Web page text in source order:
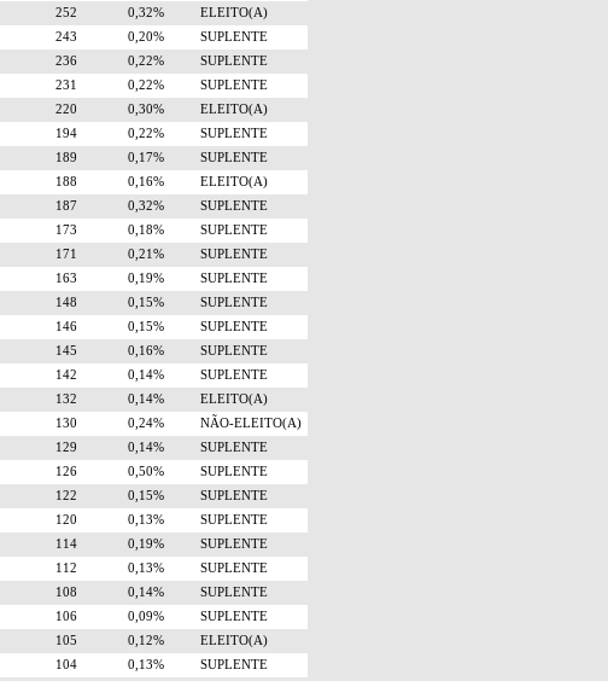
252 0,32%
ELEITO(A)
243 0,20%
SUPLENTE
236 0,22%
SUPLENTE
231 0,22%
SUPLENTE
220 0,30%
ELEITO(A)
194 0,22%
SUPLENTE
189 0,17%
SUPLENTE
188 0,16%
ELEITO(A)
187 0,32%
SUPLENTE
173 0,18%
SUPLENTE
171 0,21%
SUPLENTE
163 0,19%
SUPLENTE
148 0,15%
SUPLENTE
146 0,15%
SUPLENTE
145 0,16%
SUPLENTE
142 0,14%
SUPLENTE
132 0,14%
ELEITO(A)
130 0,24%
NÃO-ELEITO(A)
129 0,14%
SUPLENTE
126 0,50%
SUPLENTE
122 0,15%
SUPLENTE
120 0,13%
SUPLENTE
114 0,19%
SUPLENTE
112 0,13%
SUPLENTE
108 0,14%
SUPLENTE
106 0,09%
SUPLENTE
105 0,12%
ELEITO(A)
104 0,13%
SUPLENTE